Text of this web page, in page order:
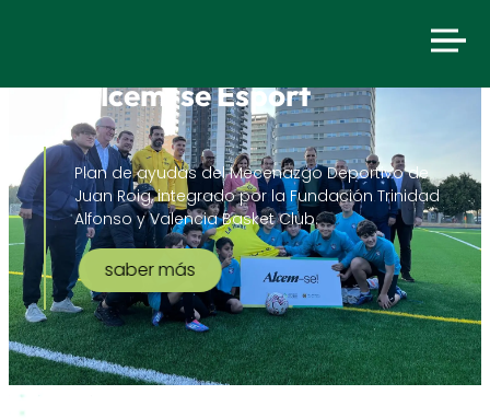
Alcem-se Esport
Plan de ayudas del Mecenazgo Deportivo de
Juan Roig, integrado por la Fundación Trinidad
Alfonso y Valencia Basket Club.
saber más